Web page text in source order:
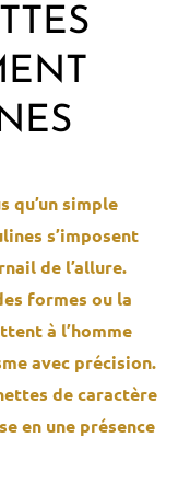
qu’un simple
s’imposent
de l’allure.
formes ou la
à l’homme
avec précision.
de caractère
en une présence